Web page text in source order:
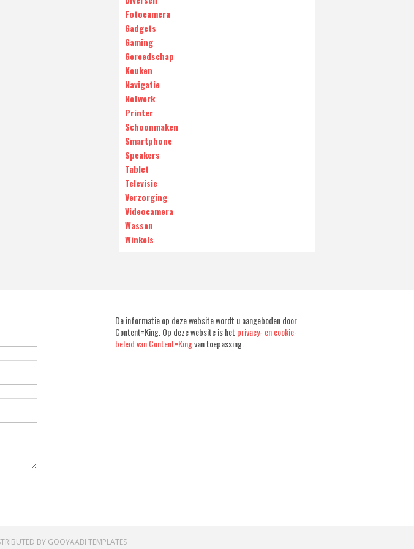
Fotocamera
Gadgets
Gaming
Gereedschap
Keuken
Navigatie
Netwerk
Printer
Schoonmaken
Smartphone
Speakers
Tablet
Televisie
Verzorging
Videocamera
Wassen
Winkels
De informatie op deze website wordt u aangeboden door
Content=King. Op deze website is het privacy- en cookie-
beleid van Content=Kingvan toepassing.
BY GOOYAABI TEMPLATES